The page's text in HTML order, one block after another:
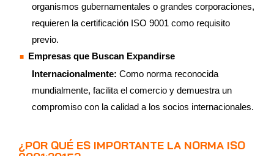
organismos gubernamentales o grandes corporaciones,
requieren la certificación ISO 9001 como requisito
previo.
Empresas que Buscan Expandirse
Internacionalmente: Como norma reconocida
mundialmente, facilita el comercio y demuestra un
compromiso con la calidad a los socios internacionales.
¿POR QUÉ ES IMPORTANTE LA NORMA ISO